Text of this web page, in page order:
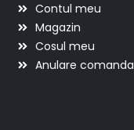
Contul meu
Magazin
Cosul meu
Anulare comanda